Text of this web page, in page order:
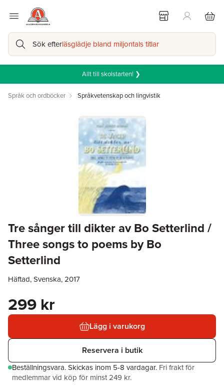
Sök efterläsglädje bland miljontals titlar
Allt till skolstarten! ❯
Språk och ordböcker Språkvetenskap och lingvistik
Tre sånger till dikter av Bo Setterlind /
Three songs to poems by Bo
Setterlind
Häftad, Svenska, 2017
299 kr
Lägg i varukorg
Reservera i butik
Beställningsvara.Skickas inom 5-8 vardagar. Fri frakt för
medlemmar vid köp för minst 249 kr.